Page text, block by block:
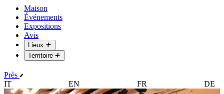
Maison
Événements
Expositions
Avis
Lieux
Territoire
Près
IT
EN FR DE